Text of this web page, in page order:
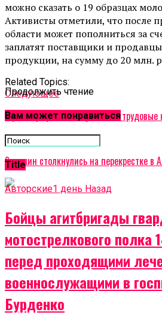
можно сказать о 19 образцах
Активисты отметили, что после
области может пополниться за
заплатят поставщики и
продукции, на сумму до 20 млн.
Related Topics:
Cледующее
Герман Греф назвал бумажные
Не пропустите
6 машин столкнулись на перекрестке в
Продолжить чтение
Вам может понравиться
Title
Авторские1 день Назад
Бойцы агитбригады
мотострелкового полка
перед проходящими
военнослужащими в
Бурденко